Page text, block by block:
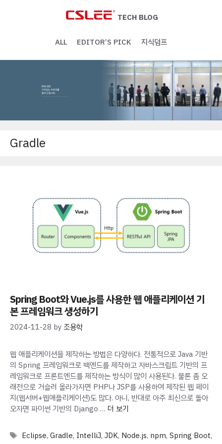
TECH BLOG
ALL EDITOR’S PICK 지식덤프
Gradle
Spring Boot와 Vue.js를 사용한 웹 애플리케이션 기
본 프레임워크 생성하기
2024-11-28 by조용학
웹 애플리케이션을 제작하는 방법은 다양하다. 전통적으로 Java 기반
의 Spring 프레임워크로 백엔드를 제작하고 자바스크립트 기반의 프
레임워크로 프론트엔드를 제작하는 방식이 많이 사용된다. 물론 좀 오
래전으로 거슬러 올라가자면 PHP나 JSP를 사용하여 제작된 웹 페이
지(웹서버+웹애플리케이션)도 많다. 아니, 반대로 아주 최신으로 돌아
오자면 파이썬 기반의 Django … 더 보기
Tags
Eclipse, Gradle, IntelliJ, JDK, Node.js, npm, Spring Boot,